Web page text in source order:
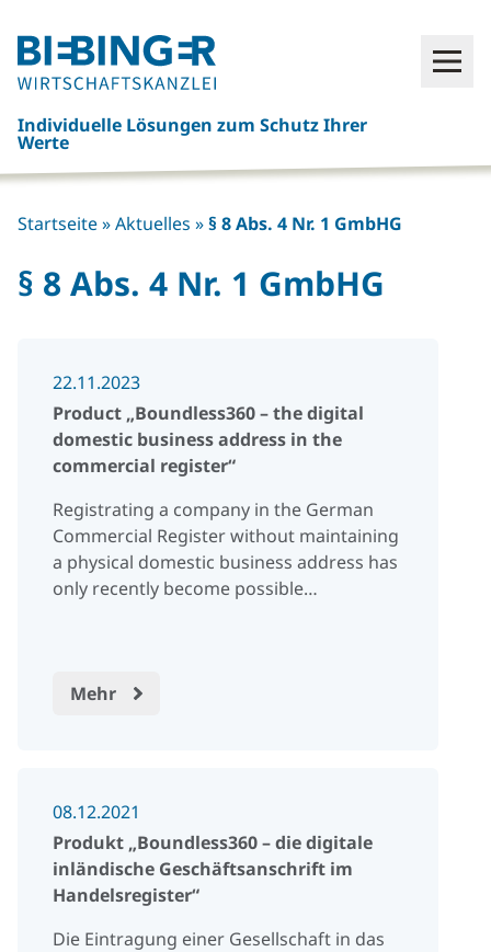
Click
here
go
back
to
Individuelle Lösungen zum Schutz Ihrer
Werte
Startseite»Aktuelles »§ 8 Abs. 4 Nr. 1 GmbHG
§ 8 Abs. 4 Nr. 1 GmbHG
22.11.2023
Product „Boundless360 – the digital
domestic business address in the
commercial register“
Registrating a company in the German
Commercial Register without maintaining
a physical domestic business address has
only recently become possible…
Mehr
08.12.2021
Produkt „Boundless360 – die digitale
inländische Geschäftsanschrift im
Handelsregister“
Die Eintragung einer Gesellschaft in das